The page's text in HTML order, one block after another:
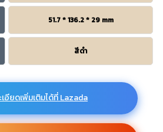
51.7 * 136.2 * 29 mm
สีดำ
อียดเพิ่มเติมได้ที่ Lazada